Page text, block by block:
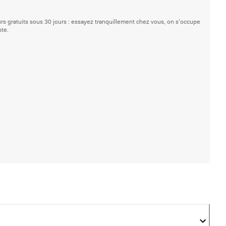
gratuits sous 30 jours : essayez tranquillement chez vous, on s'occupe